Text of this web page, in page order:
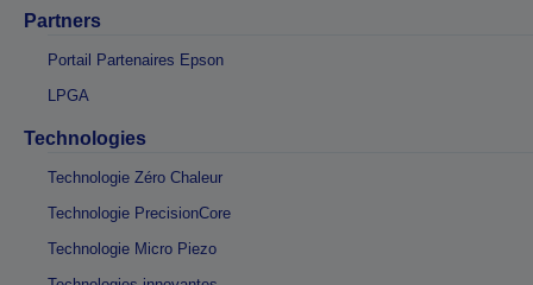
Partners
Portail Partenaires Epson
LPGA
Technologies
Technologie Zéro Chaleur
Technologie PrecisionCore
Technologie Micro Piezo